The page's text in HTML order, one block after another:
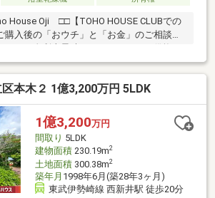
Oji □□【TOHO HOUSE CLUBでの
購入後の「おウチ」と「お金」のご相談窓
ミング、各種保険の見直し・・・etc・おウ
検、駆け付けサービス・・・etc購入前のタ
後のご不安につきましてもご相談可能で
地をご覧下さいませ。物件の詳細につい
様は下記番号までお気軽にご連絡下さい。
ダイヤル ： ０１２０－１０４－５７０
本木２ 1億3,200万円 5LDK
1億3,200万円
間取り 5LDK
建物面積230.19m2
土地面積300.38m2
築年月 1998年6月(築28年3ヶ月)
東武伊勢崎線 西新井駅 徒歩20分